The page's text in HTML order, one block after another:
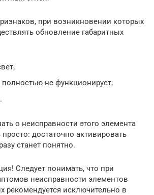
при возникновении которых
обновление габаритных
не функционирует;
о неисправности этого элемента
достаточно активировать
станет понятно.
Следует понимать, что при
неисправности элементов
рекомендуется исключительно в